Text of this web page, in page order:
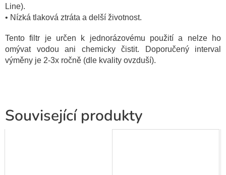
Související produkty
Line).
• Nízká tlaková ztráta a delší životnost.
Tento filtr je určen k jednorázovému použití a nelze ho
omývat vodou ani chemicky čistit. Doporučený interval
výměny je 2-3x ročně (dle kvality ovzduší).